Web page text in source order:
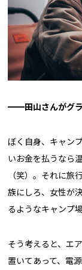
━━田山さんがグラ
ぼく自身、キャン
いお金を払うなら
（笑）。それに
族にしろ、女性が
るようなキャンプ
そう考えると、エ
置いてあって、電